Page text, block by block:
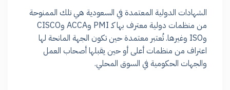
الشهادات الدولية المعتمدة في السعودية هي تلك الممنوحة
من منظمات دولية معترف بها كـ PMI وACCA وCISCO
وISO وغيرها. تُعتبر معتمدة حين تكون الجهة المانحة لها
اعتراف من منظمات أعلى أو حين يقبلها أصحاب العمل
والجهات الحكومية في السوق المحلي.